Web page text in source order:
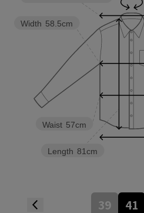
Length 81cm
Waist 57cm
Width 58.5cm
39 41